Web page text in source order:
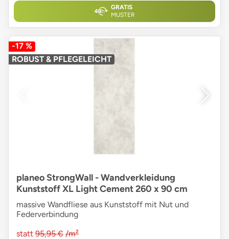
GRATIS
MUSTER
-17 %
ROBUST & PFLEGELEICHT
planeo StrongWall - Wandverkleidung
Kunststoff XL Light Cement 260 x 90 cm
massive Wandfliese aus Kunststoff mit Nut und
Federverbindung
statt 95,95 € /m²